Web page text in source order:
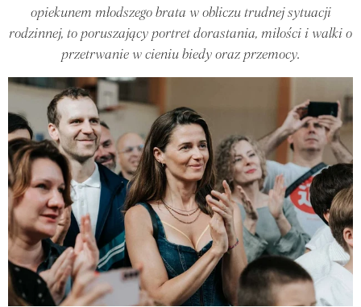
opiekunem młodszego brata w obliczu trudnej sytuacji
rodzinnej, to poruszający portret dorastania, miłości i walki o
przetrwanie w cieniu biedy oraz przemocy.